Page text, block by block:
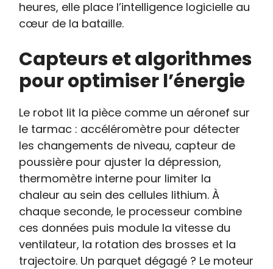
heures, elle place l’intelligence logicielle au
cœur de la bataille.
Capteurs et algorithmes
pour optimiser l’énergie
Le robot lit la pièce comme un aéronef sur
le tarmac : accéléromètre pour détecter
les changements de niveau, capteur de
poussière pour ajuster la dépression,
thermomètre interne pour limiter la
chaleur au sein des cellules lithium. À
chaque seconde, le processeur combine
ces données puis module la vitesse du
ventilateur, la rotation des brosses et la
trajectoire. Un parquet dégagé ? Le moteur